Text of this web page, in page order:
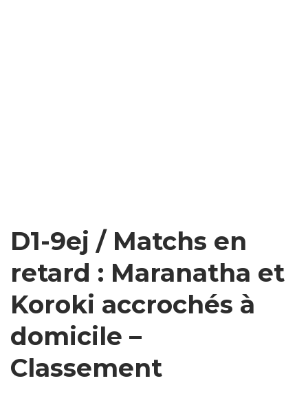
D1-9ej / Matchs en
retard : Maranatha et
Koroki accrochés à
domicile –
Classement